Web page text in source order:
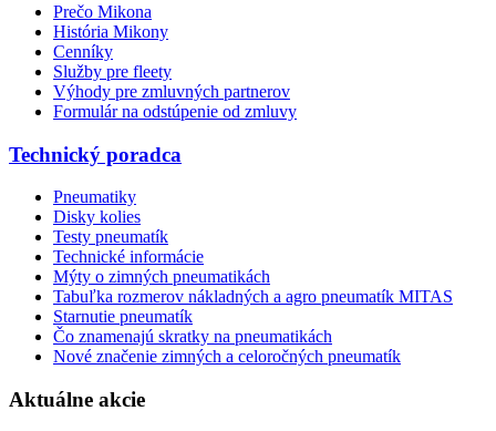
Prečo Mikona
História Mikony
Cenníky
Služby pre fleety
Výhody pre zmluvných partnerov
Formulár na odstúpenie od zmluvy
Technický poradca
Pneumatiky
Disky kolies
Testy pneumatík
Technické informácie
Mýty o zimných pneumatikách
Tabuľka rozmerov nákladných a agro pneumatík MITAS
Starnutie pneumatík
Čo znamenajú skratky na pneumatikách
Nové značenie zimných a celoročných pneumatík
Aktuálne akcie